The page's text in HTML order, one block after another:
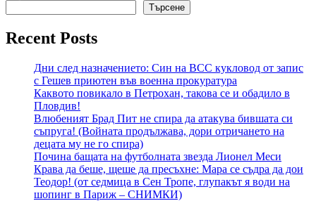
Търсене
Recent Posts
Дни след назначението: Син на ВСС кукловод от запис
с Гешев приютен във военна прокуратура
Каквото повикало в Петрохан, такова се и обадило в
Пловдив!
Влюбеният Брад Пит не спира да атакува бившата си
съпруга! (Войната продължава, дори отричането на
децата му не го спира)
Почина бащата на футболната звезда Лионел Меси
Крава да беше, щеше да пресъхне: Мара се съдра да дои
Теодор! (от седмица в Сен Тропе, глупакът я води на
шопинг в Париж – СНИМКИ)